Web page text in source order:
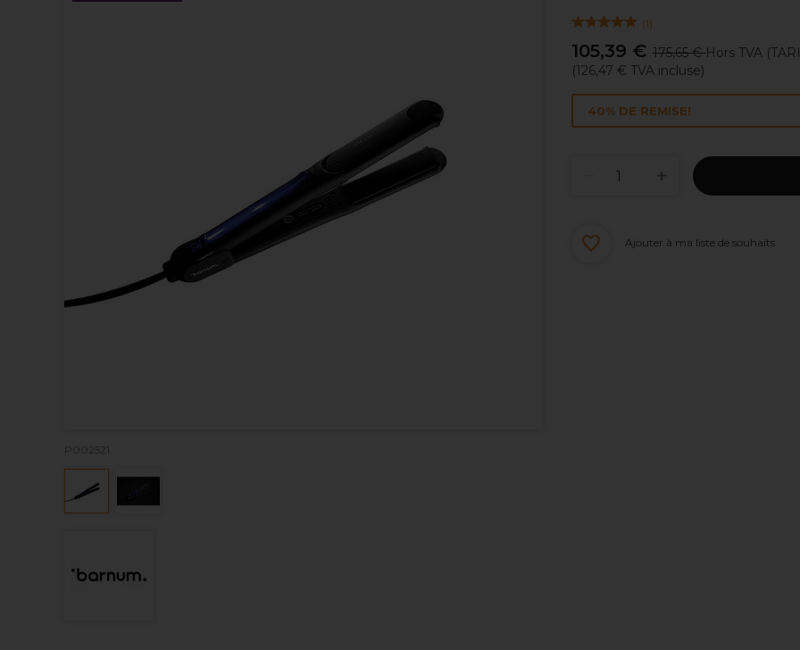
(1)
105,39 € 175,65 €Hors TVA
(126,47 € TVA incluse)
P002521
40% DE REMISE!
Ajouter à ma liste de souhaits